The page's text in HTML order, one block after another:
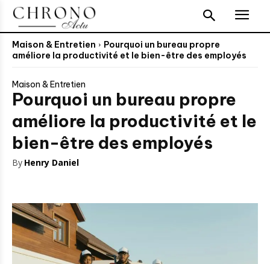
Maison & Entretien
Pourquoi un bureau propre
améliore la productivité et le bien-être des employés
Maison & Entretien
Pourquoi un bureau propre
améliore la productivité et le
bien-être des employés
By Henry Daniel